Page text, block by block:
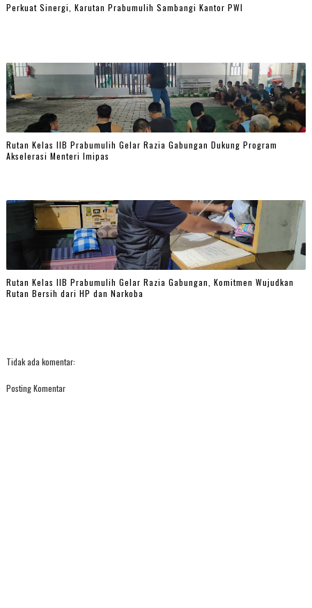
Perkuat Sinergi, Karutan Prabumulih Sambangi Kantor PWI
Rutan Kelas IIB Prabumulih Gelar Razia Gabungan Dukung Program
Akselerasi Menteri Imipas
Rutan Kelas IIB Prabumulih Gelar Razia Gabungan, Komitmen Wujudkan
Rutan Bersih dari HP dan Narkoba
Tidak ada komentar:
Posting Komentar